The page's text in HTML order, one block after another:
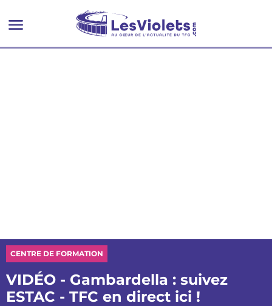
CENTRE DE FORMATION
VIDÉO - Gambardella : suivez
ESTAC - TFC en direct ici !